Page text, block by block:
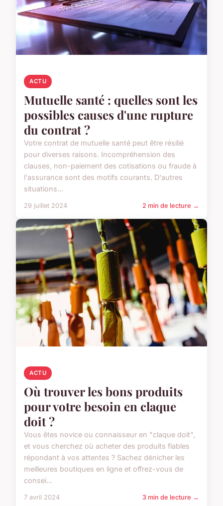
ACTU
Mutuelle santé : quelles sont les
possibles causes d'une rupture
du contrat ?
Votre contrat de mutuelle santé peut être résilié
pour diverses raisons. Incompréhension des
clauses, non-paiement des cotisations ou fraude à
l'assurance sont des motifs courants. D'autres
situations...
29 juillet 2024 2 min de lecture →
ACTU
Où trouver les bons produits
pour votre besoin en claque
doit ?
Vous êtes novice ou connaisseur en "claque doit",
et vous cherchez où acheter des produits fiables
répondant à vos attentes ? Sachez dénicher les
meilleures boutiques en ligne et offrez-vous de
consei...
7 avril 2024 3 min de lecture →